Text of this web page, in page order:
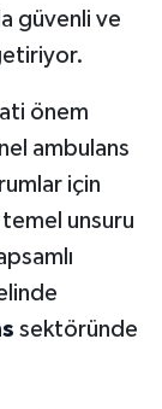
güvenli ve
önem
ambulans
için
unsuru
sektöründe